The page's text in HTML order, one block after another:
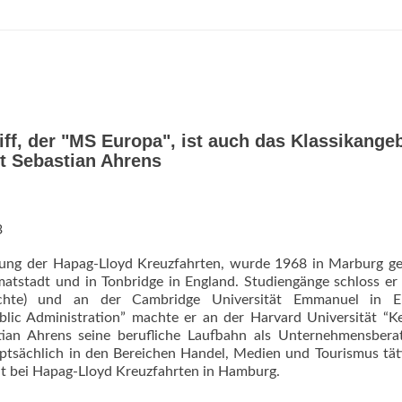
der "MS Europa", ist auch das
Sebastian Ahrens
der Hapag-Lloyd Kreuzfahrten, wurde 1968 in Marburg
und in Tonbridge in England. Studiengänge schloss er
und an der Cambridge Universität Emmanuel in
Administration” machte er an der Harvard Universität
Ahrens seine berufliche Laufbahn als
in den Bereichen Handel, Medien und Tourismus
bei Hapag-Lloyd Kreuzfahrten in Hamburg.